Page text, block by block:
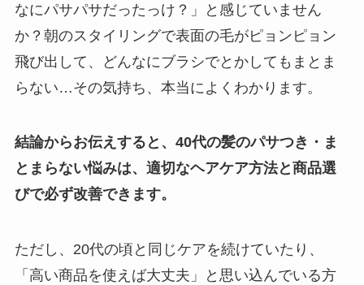
なにパサパサだったっけ？」と感じていません
か？朝のスタイリングで表面の毛がピョンピョン
飛び出して、どんなにブラシでとかしてもまとま
らない…その気持ち、本当によくわかります。
結論からお伝えすると、40代の髪のパサつき・ま
とまらない悩みは、適切なヘアケア方法と商品選
びで必ず改善できます。
ただし、20代の頃と同じケアを続けていたり、
「高い商品を使えば大丈夫」と思い込んでいる方